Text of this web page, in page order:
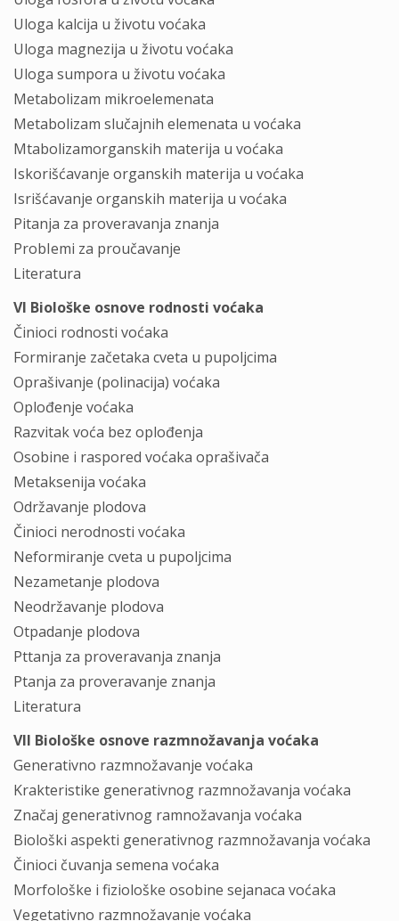
Uloga kalcija u životu voćaka
Uloga magnezija u životu voćaka
Uloga sumpora u životu voćaka
Metabolizam mikroelemenata
Metabolizam slučajnih elemenata u voćaka
Mtabolizamorganskih materija u voćaka
Iskorišćavanje organskih materija u voćaka
Isrišćavanje organskih materija u voćaka
Pitanja za proveravanja znanja
ProbIemi za proučavanje
Literatura
VI Biološke osnove rodnosti voćaka
Činioci rodnosti voćaka
Formiranje začetaka cveta u pupoljcima
Oprašivanje (polinacija) voćaka
Oplođenje voćaka
Razvitak voća bez oplođenja
Osobine i raspored voćaka oprašivača
Metaksenija voćaka
Održavanje plodova
Činioci nerodnosti voćaka
Neformiranje cveta u pupoljcima
Nezametanje plodova
Neodržavanje plodova
Otpadanje plodova
Pttanja za proveravanja znanja
Ptanja za proveravanje znanja
Literatura
VII Biološke osnove razmnožavanja voćaka
Generativno razmnožavanje voćaka
Krakteristike generativnog razmnožavanja voćaka
Značaj generativnog ramnožavanja voćaka
Biološki aspekti generativnog razmnožavanja voćaka
Činioci čuvanja semena voćaka
Morfološke i fiziološke osobine sejanaca voćaka
Vegetativno razmnožavanje voćaka